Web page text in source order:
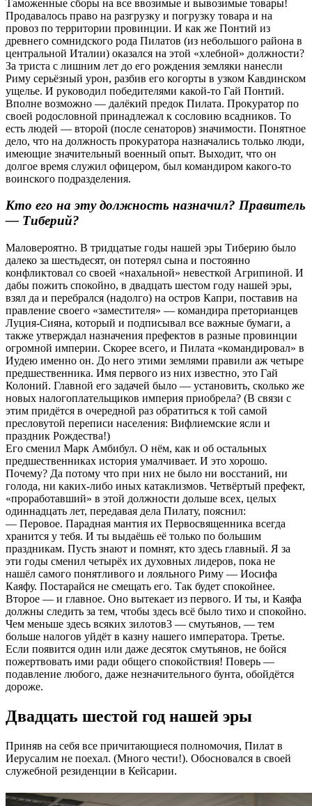
Таможенные сборы на все ввозимые и вывозимые товары!
Продавалось право на разгрузку и погрузку товара и на
провоз по территории провинции. И как же Понтий из
древнего сомнидского рода Пилатов (из небольшого района в
центральной Италии) оказался на этой «хлебной» должности?
За триста с лишним лет до его рождения земляки нанесли
Риму серьёзный урон, разбив его когорты в узком Кавдинском
ущелье. И руководил победителями какой-то Гай Понтий.
Вполне возможно — далёкий предок Пилата. Прокуратор по
своей родословной принадлежал к сословию всадников. То
есть людей — второй (после сенаторов) значимости. Понятное
дело, что на должность прокуратора назначались только люди,
имеющие значительный военный опыт. Выходит, что он
долгое время служил офицером, был командиром какого-то
воинского подразделения.
Кто его на эту должность назначил? Правитель
— Тиберий?
Маловероятно. В тридцатые годы нашей эры Тиберию было
далеко за шестьдесят, он потерял сына и постоянно
конфликтовал со своей «нахальной» невесткой Агрипиной. И
дабы пожить спокойно, в двадцать шестом году нашей эры,
взял да и перебрался (надолго) на остров Капри, поставив на
правление своего «заместителя» — командира преторианцев
Луция-Сияна, который и подписывал все важные бумаги, а
также утверждал назначения префектов в разные провинции
огромной империи. Скорее всего, и Пилата «командировал» в
Иудею именно он. До него этими землями правили аж четыре
предшественника. Имя первого из них известно, это Гай
Колоний. Главной его задачей было — установить, сколько же
новых налогоплательщиков империя приобрела? (В связи с
этим придётся в очередной раз обратиться к той самой
пресловутой переписи населения: Вифлиемские ясли и
праздник Рождества!)
Его сменил Марк Амбибул. О нём, как и об остальных
предшественниках история умалчивает. И это хорошо.
Почему? Да потому что при них не было ни восстаний, ни
голода, ни каких-либо иных катаклизмов. Четвёртый префект,
«проработавший» в этой должности дольше всех, целых
одиннадцать лет, передавая дела Пилату, пояснил:
— Перовое. Парадная мантия их Первосвященника всегда
хранится у тебя. И ты выдаёшь её только по большим
праздникам. Пусть знают и помнят, кто здесь главный. Я за
эти годы сменил четырёх их духовных лидеров, пока не
нашёл самого понятливого и лояльного Риму — Иосифа
Каяфу. Постарайся не смещать его. Так будет спокойнее.
Второе — и главное. Оно вытекает из первого. И ты, и Каяфа
должны следить за тем, чтобы здесь всё было тихо и спокойно.
Чем меньше здесь всяких зилотов3 — смутьянов, — тем
больше налогов уйдёт в казну нашего императора. Третье.
Если появится один или даже десяток смутьянов, не бойся
пожертвовать ими ради общего спокойствия! Поверь —
подавление любого, даже незначительного бунта, обойдётся
дороже.
Двадцать шестой год нашей эры
Приняв на себя все причитающиеся полномочия, Пилат в
Иерусалим не поехал. (Много чести!). Обосновался в своей
служебной резиденции в Кейсарии.